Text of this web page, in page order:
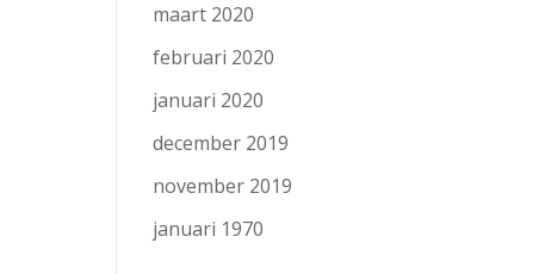
maart 2020
februari 2020
januari 2020
december 2019
november 2019
januari 1970